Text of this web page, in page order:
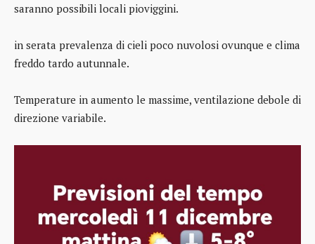
saranno possibili locali pioviggini.
in serata prevalenza di cieli poco nuvolosi ovunque e clima
freddo tardo autunnale.
Temperature in aumento le massime, ventilazione debole di
direzione variabile.